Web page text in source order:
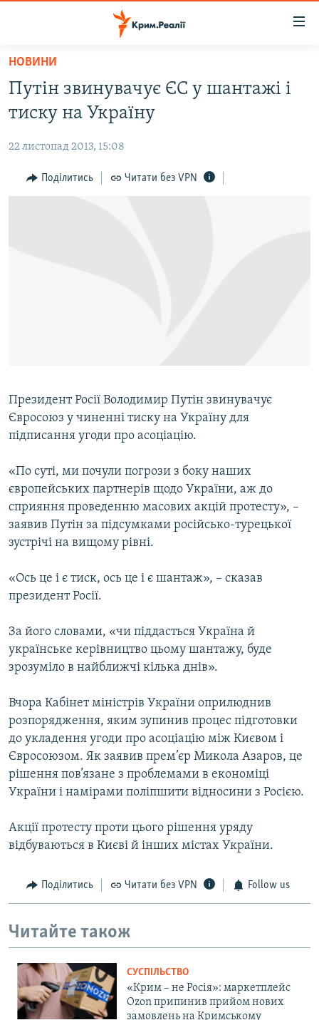
Перейти
основного
матеріалу
Перейти
до
навігації
Перейти
ВОДА.КРИМ
ВІДЕО ТА ФОТО
ПОЛІТИКА
БЛОГИ
ДОЛУЧАЙСЯ!
Усі сайти RFE/RL
НОВИНИ
Путін звинувачує ЄС у шантажі і
тиску на Україну
22 листопад 2013, 15:08
Поділитись Читати без VPN
Президент Росії Володимир Путін звинувачує
Євросоюз у чиненні тиску на Україну для
підписання угоди про асоціацію.
«По суті, ми почули погрози з боку наших
європейських партнерів щодо України, аж до
сприяння проведенню масових акцій протесту», –
заявив Путін за підсумками російсько-турецької
зустрічі на вищому рівні.
«Ось це і є тиск, ось це і є шантаж», – сказав
президент Росії.
За його словами, «чи піддасться Україна й
українське керівництво цьому шантажу, буде
зрозуміло в найближчі кілька днів».
Вчора Кабінет міністрів України оприлюднив
розпорядження, яким зупинив процес підготовки
до укладення угоди про асоціацію між Києвом і
Євросоюзом. Як заявив прем’єр Микола Азаров, це
рішення пов’язане з проблемами в економіці
України і намірами поліпшити відносини з Росією.
Акції протесту проти цього рішення уряду
відбуваються в Києві й інших містах України.
Поділитись Читати без VPN Follow us
Читайте також
СУСПІЛЬСТВО
«Крим – не Росія»: маркетплейс
Ozon припинив прийом нових
замовлень на Кримському